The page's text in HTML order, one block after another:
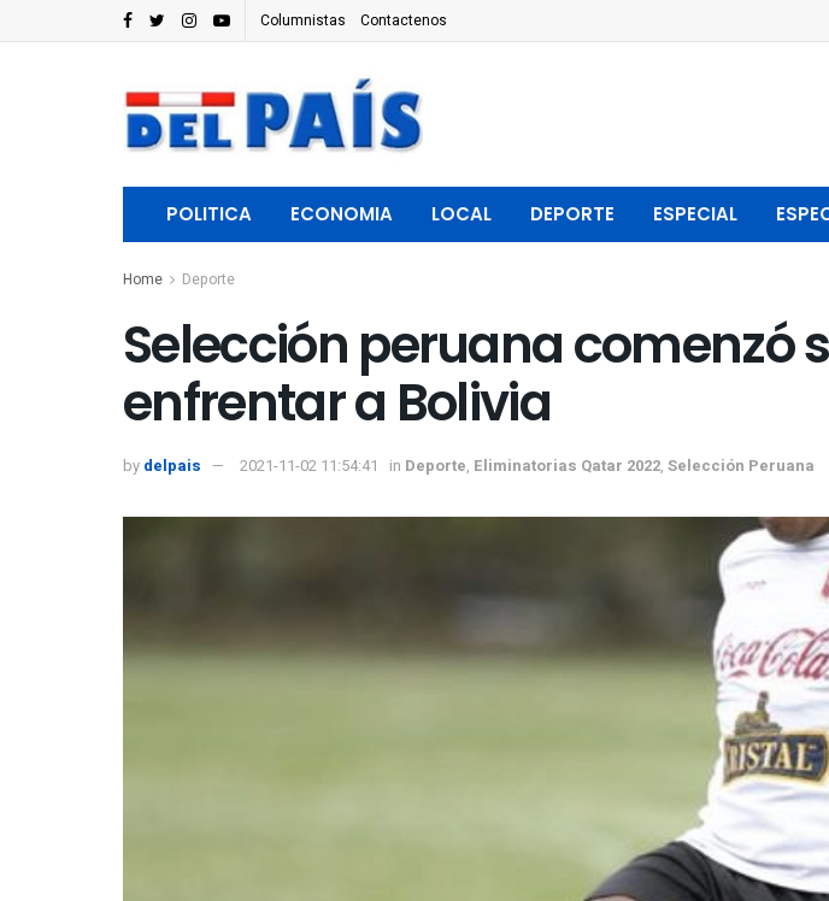
Columnistas Contactenos
POLITICA ECONOMIA LOCAL DEPORTE ESPECIAL
Home Deporte
Selección peruana comenzó
enfrentar a Bolivia
by delpais 2021-11-02 11:54:41 in Deporte, Eliminatorias Qatar 2022, Selección Peruana